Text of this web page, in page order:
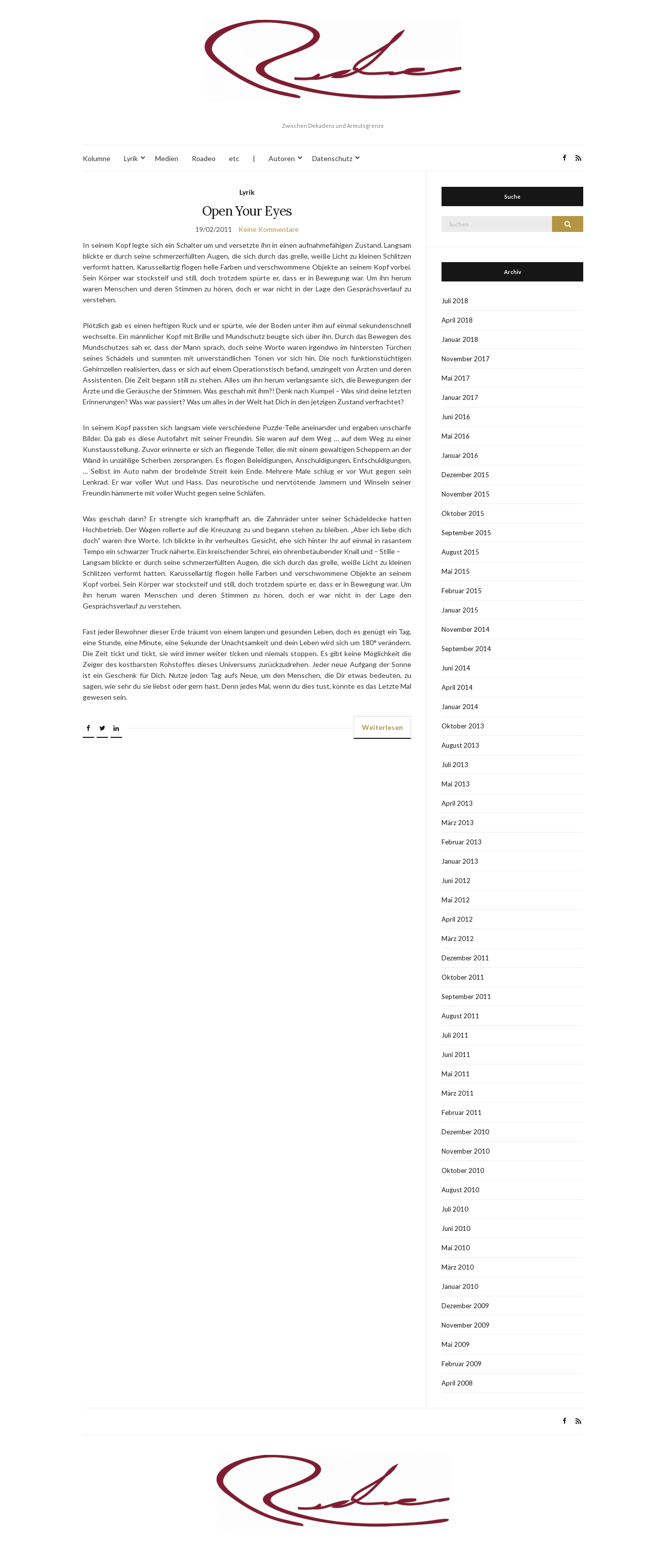
Zwischen Dekadenz und Armutsgrenze
Kolumne Lyrik Medien Roadeo etc | Autoren Datenschutz
Lyrik
Open Your Eyes
19/02/2011
Keine Kommentare
In seinem Kopf legte sich ein Schalter um und versetzte ihn in einen aufnahmefähigen Zustand. Langsam
blickte er durch seine schmerzerfüllten Augen, die sich durch das grelle, weiße Licht zu kleinen Schlitzen
verformt hatten. Karussellartig flogen helle Farben und verschwommene Objekte an seinem Kopf vorbei.
Sein Körper war stocksteif und still, doch trotzdem spürte er, dass er in Bewegung war. Um ihn herum
waren Menschen und deren Stimmen zu hören, doch er war nicht in der Lage den Gesprächsverlauf zu
verstehen.
Plötzlich gab es einen heftigen Ruck und er spürte, wie der Boden unter ihm auf einmal sekundenschnell
wechselte. Ein männlicher Kopf mit Brille und Mundschutz beugte sich über ihn. Durch das Bewegen des
Mundschutzes sah er, dass der Mann sprach, doch seine Worte waren irgendwo im hintersten Türchen
seines Schädels und summten mit unverständlichen Tönen vor sich hin. Die noch funktionstüchtigen
Gehirnzellen realisierten, dass er sich auf einem Operationstisch befand, umzingelt von Ärzten und deren
Assistenten. Die Zeit begann still zu stehen. Alles um ihn herum verlangsamte sich, die Bewegungen der
Ärzte und die Geräusche der Stimmen. Was geschah mit ihm?! Denk nach Kumpel – Was sind deine letzten
Erinnerungen? Was war passiert? Was um alles in der Welt hat Dich in den jetzigen Zustand verfrachtet?
In seinem Kopf passten sich langsam viele verschiedene Puzzle-Teile aneinander und ergaben unscharfe
Bilder. Da gab es diese Autofahrt mit seiner Freundin. Sie waren auf dem Weg … auf dem Weg zu einer
Kunstausstellung. Zuvor erinnerte er sich an fliegende Teller, die mit einem gewaltigen Scheppern an der
Wand in unzählige Scherben zersprangen. Es flogen Beleidigungen, Anschuldigungen, Entschuldigungen,
… Selbst im Auto nahm der brodelnde Streit kein Ende. Mehrere Male schlug er vor Wut gegen sein
Lenkrad. Er war voller Wut und Hass. Das neurotische und nervtötende Jammern und Winseln seiner
Freundin hämmerte mit voller Wucht gegen seine Schläfen.
Was geschah dann? Er strengte sich krampfhaft an, die Zahnräder unter seiner Schädeldecke hatten
Hochbetrieb. Der Wagen rollerte auf die Kreuzung zu und begann stehen zu bleiben. „Aber ich liebe dich
doch“ waren ihre Worte. Ich blickte in ihr verheultes Gesicht, ehe sich hinter Ihr auf einmal in rasantem
Tempo ein schwarzer Truck näherte. Ein kreischender Schrei, ein ohrenbetäubender Knall und – Stille –
Langsam blickte er durch seine schmerzerfüllten Augen, die sich durch das grelle, weiße Licht zu kleinen
Schlitzen verformt hatten. Karussellartig flogen helle Farben und verschwommene Objekte an seinem
Kopf vorbei. Sein Körper war stocksteif und still, doch trotzdem spürte er, dass er in Bewegung war. Um
ihn herum waren Menschen und deren Stimmen zu hören, doch er war nicht in der Lage den
Gesprächsverlauf zu verstehen.
Fast jeder Bewohner dieser Erde träumt von einem langen und gesunden Leben, doch es genügt ein Tag,
eine Stunde, eine Minute, eine Sekunde der Unachtsamkeit und dein Leben wird sich um 180° verändern.
Die Zeit tickt und tickt, sie wird immer weiter ticken und niemals stoppen. Es gibt keine Möglichkeit die
Zeiger des kostbarsten Rohstoffes dieses Universums zurückzudrehen. Jeder neue Aufgang der Sonne
ist ein Geschenk für Dich. Nutze jeden Tag aufs Neue, um den Menschen, die Dir etwas bedeuten, zu
sagen, wie sehr du sie liebst oder gern hast. Denn jedes Mal, wenn du dies tust, könnte es das Letzte Mal
gewesen sein.
Weiterlesen
Suche
Suchen
Archiv
Juli 2018
April 2018
Januar 2018
November 2017
Mai 2017
Januar 2017
Juni 2016
Mai 2016
Januar 2016
Dezember 2015
November 2015
Oktober 2015
September 2015
August 2015
Mai 2015
Februar 2015
Januar 2015
November 2014
September 2014
Juni 2014
April 2014
Januar 2014
Oktober 2013
August 2013
Juli 2013
Mai 2013
April 2013
März 2013
Februar 2013
Januar 2013
Juni 2012
Mai 2012
April 2012
März 2012
Dezember 2011
Oktober 2011
September 2011
August 2011
Juli 2011
Juni 2011
Mai 2011
März 2011
Februar 2011
Dezember 2010
November 2010
Oktober 2010
August 2010
Juli 2010
Juni 2010
Mai 2010
März 2010
Januar 2010
Dezember 2009
November 2009
Mai 2009
Februar 2009
April 2008